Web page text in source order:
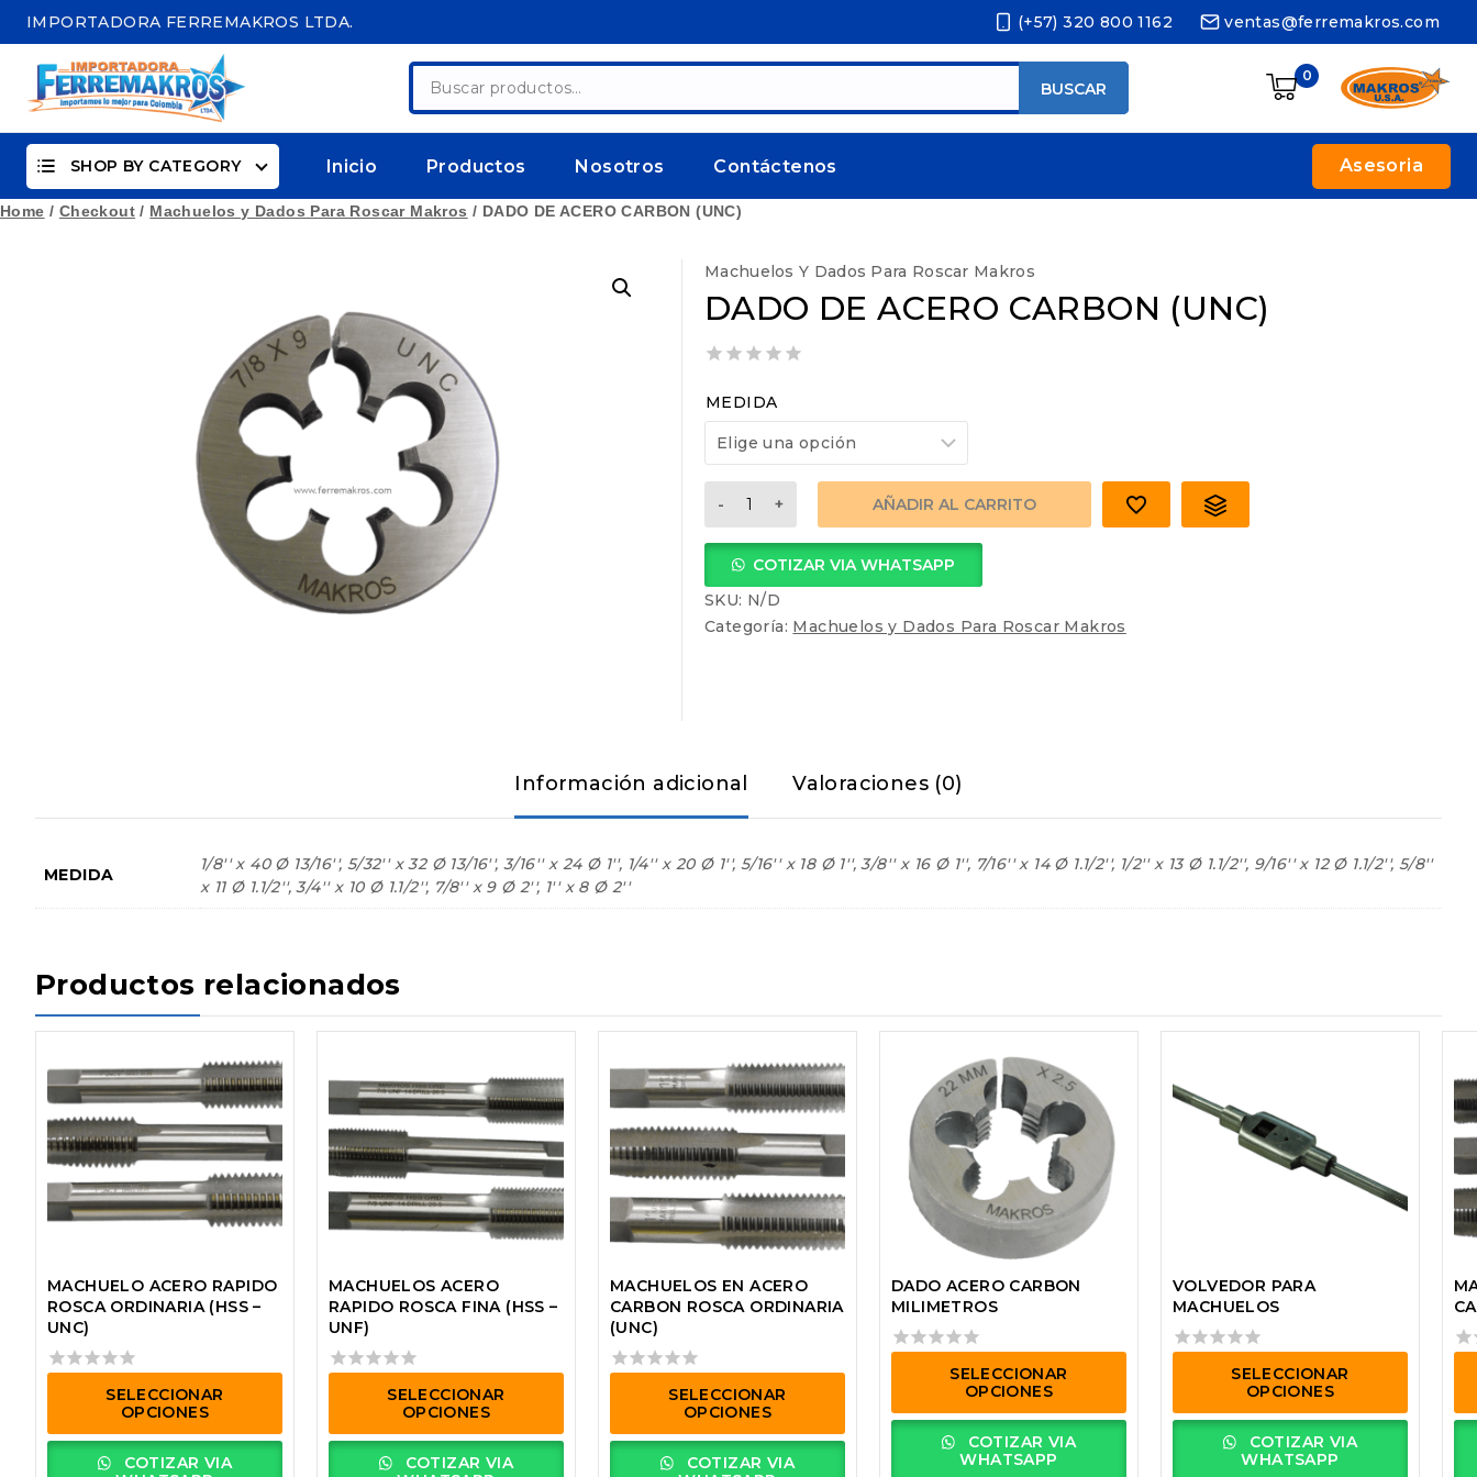
content
IMPORTADORA FERREMAKROS LTDA. (+57) 320 800 1162 ventas@ferremakros.com
Buscar
por:
BUSCAR
0
SHOP BY CATEGORY Inicio Productos Nosotros Contáctenos Asesoria
Home / Checkout / Machuelos y Dados Para Roscar Makros / DADO DE ACERO CARBON (UNC)
Machuelos Y Dados Para Roscar Makros
DADO DE ACERO CARBON (UNC)
out
of
MEDIDA
DADO
ACERO
CARBON
(UNC)
AÑADIR AL CARRITO
COTIZAR VIA WHATSAPP
SKU: N/D
Categoría: Machuelos y Dados Para Roscar Makros
Información adicional Valoraciones (0)
MEDIDA
1/8'' x 40 Ø 13/16'', 5/32'' x 32 Ø 13/16'', 3/16'' x 24 Ø 1'', 1/4'' x 20 Ø 1'', 5/16'' x 18 Ø 1'', 3/8'' x 16 Ø 1'', 7/16'' x 14 Ø 1.1/2'', 1/2'' x 13 Ø 1.1/2'', 9/16'' x 12 Ø 1.1/2'', 5/8''
x 11 Ø 1.1/2'', 3/4'' x 10 Ø 1.1/2'', 7/8'' x 9 Ø 2'', 1'' x 8 Ø 2''
Productos relacionados
MACHUELO ACERO RAPIDO
ROSCA ORDINARIA (HSS –
UNC)
5
SELECCIONAR
OPCIONES
Este
COTIZAR VIA
MACHUELOS ACERO
RAPIDO ROSCA FINA (HSS –
UNF)
5
SELECCIONAR
OPCIONES
Este
COTIZAR VIA
MACHUELOS EN ACERO
CARBON ROSCA ORDINARIA
(UNC)
5
SELECCIONAR
OPCIONES
Este
COTIZAR VIA
DADO ACERO CARBON
MILIMETROS
5
SELECCIONAR
OPCIONES
Este
producto
COTIZAR VIA
WHATSAPP
VOLVEDOR PARA
MACHUELOS
5
SELECCIONAR
OPCIONES
Este
producto
COTIZAR VIA
WHATSAPP
5